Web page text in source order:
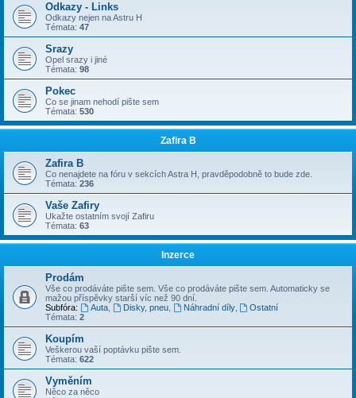
Odkazy - Links
Odkazy nejen na Astru H
Témata: 47
Srazy
Opel srazy i jiné
Témata: 98
Pokec
Co se jinam nehodí pište sem
Témata: 530
Zafira B
Zafira B
Co nenajdete na fóru v sekcích Astra H, pravděpodobně to bude zde.
Témata: 236
Vaše Zafiry
Ukažte ostatním svojí Zafiru
Témata: 63
Inzerce
Prodám
Vše co prodáváte pište sem. Vše co prodáváte pište sem. Automaticky se
mažou příspěvky starší víc než 90 dní.
Subfóra:
Auta, Disky, pneu, Náhradní díly,
Ostatní
Témata: 2
Koupím
Veškerou vaší poptávku pište sem.
Témata: 622
Vyměním
Něco za něco